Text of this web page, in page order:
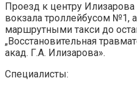
Проезд к центру
вокзала троллейбусом №1,
маршрутными такси до
„Восстановительная
акад. Г.А. Илизарова».
Специалисты: